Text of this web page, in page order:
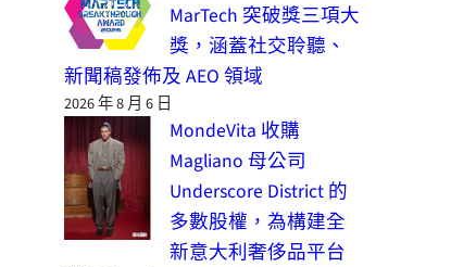
MarTech 突破獎三項大
獎，涵蓋社交聆聽、
新聞稿發佈及 AEO 領域
2026 年 8 月 6 日
MondeVita 收購
Magliano 母公司
Underscore District 的
多數股權，為構建全
新意大利奢侈品平台